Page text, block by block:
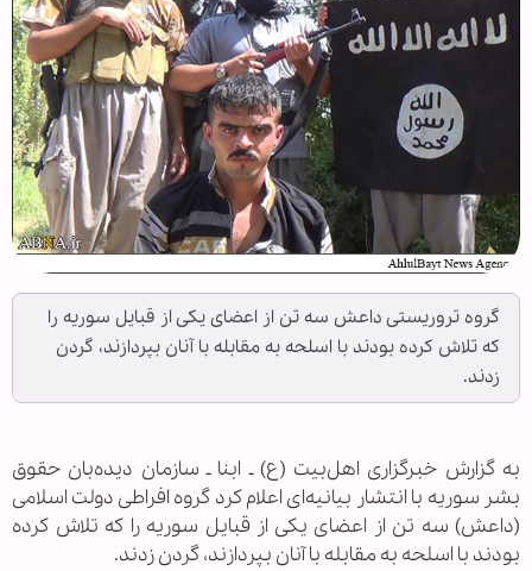
گروه تروریستی داعش سه تن از اعضای یکی از قبایل سوریه را
که تلاش کرده بودند با اسلحه به مقابله با آنان بپردازند، گردن
زدند.
به گزارش خبرگزاری اهل‌بیت (ع) ـ ابنا ـ سازمان دیده‌بان حقوق
بشر سوریه با انتشار بیانیه‌ای اعلام کرد گروه افراطی دولت اسلامی
(داعش) سه تن از اعضای یکی از قبایل سوریه را که تلاش کرده
بودند با اسلحه به مقابله با آنان بپردازند، گردن زدند.